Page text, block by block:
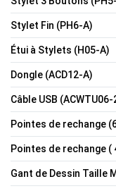
Stylet Fin (PH6-A)
Étui à Stylets (H05-A)
Dongle (ACD12-A)
Câble USB (ACWTU06-
Pointes de rechange
Pointes de rechange (
Gant de Dessin Taille